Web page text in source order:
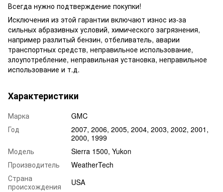
Всегда нужно подтверждение покупки!
Исключения из этой гарантии включают износ из-за
сильных абразивных условий, химического загрязнения,
например разлитый бензин, отбеливатель, аварии
транспортных средств, неправильное использование,
злоупотребление, неправильная установка, неправильное
использование и т.д.
Характеристики
Марка
GMC
Год
2007, 2006, 2005, 2004, 2003, 2002, 2001,
2000, 1999
Модель
Sierra 1500, Yukon
Производитель
WeatherTech
Страна
происхождения
USA